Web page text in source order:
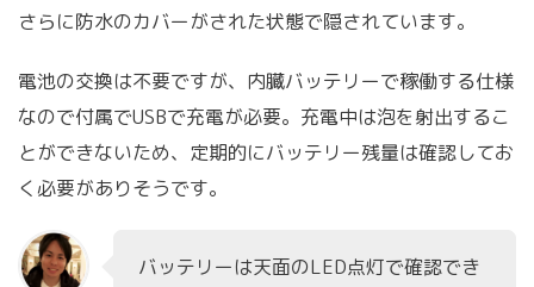
さらに防水のカバーがされた状態で隠されています。
電池の交換は不要ですが、内臓バッテリーで稼働する仕様
なので付属でUSBで充電が必要。充電中は泡を射出するこ
とができないため、定期的にバッテリー残量は確認してお
く必要がありそうです。
バッテリーは天面のLED点灯で確認でき